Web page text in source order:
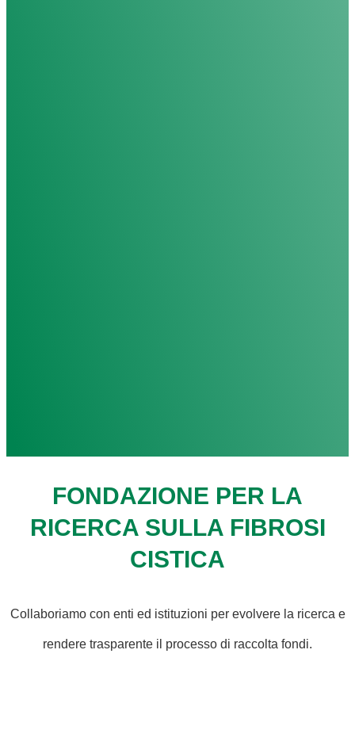
FONDAZIONE PER LA
RICERCA SULLA FIBROSI
CISTICA
Collaboriamo con enti ed istituzioni per evolvere la ricerca e
rendere trasparente il processo di raccolta fondi.